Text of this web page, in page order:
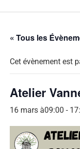
« Tous les
Cet évènement est
Atelier
16 mars à09:00 -